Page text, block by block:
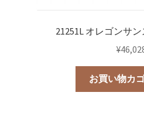
21251L オレゴンサ
¥
お買い物カ